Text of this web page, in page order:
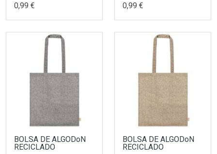
0,99 € 0,99 €
BOLSA DE ALGODoN
RECICLADO
BOLSA DE ALGODoN
RECICLADO